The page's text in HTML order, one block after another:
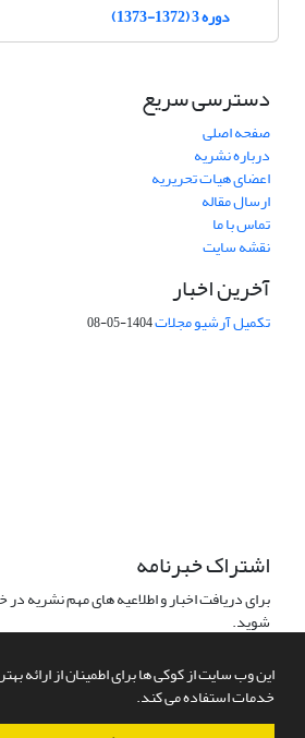
این وب سایت از کوکی ها برای اطمینان از ارائه
خدمات استفاده می کند.
دوره 3 (1372-1373)
دسترسی سریع
صفحه اصلی
درباره نشریه
اعضای هیات تحریریه
ارسال مقاله
تماس با ما
نقشه سایت
آخرین اخبار
تکمیل آرشیو مجلات1404-05-08
اشتراک خبرنامه
برای دریافت اخبار و اطلاعیه های مهم نشریه
شوید.